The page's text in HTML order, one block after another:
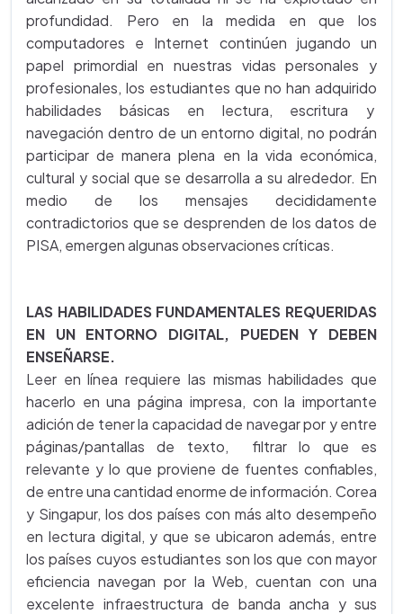
profundidad. Pero en la medida en que los
computadores e Internet continúen jugando un
papel primordial en nuestras vidas personales y
profesionales, los estudiantes que no han adquirido
habilidades básicas en lectura, escritura y
navegación dentro de un entorno digital, no podrán
participar de manera plena en la vida económica,
cultural y social que se desarrolla a su alrededor. En
medio de los mensajes decididamente
contradictorios que se desprenden de los datos de
PISA, emergen algunas observaciones críticas.
LAS HABILIDADES FUNDAMENTALES REQUERIDAS
EN UN ENTORNO DIGITAL, PUEDEN Y DEBEN
ENSEÑARSE.
Leer en línea requiere las mismas habilidades que
hacerlo en una página impresa, con la importante
adición de tener la capacidad de navegar por y entre
páginas/pantallas de texto, filtrar lo que es
relevante y lo que proviene de fuentes confiables,
de entre una cantidad enorme de información. Corea
y Singapur, los dos países con más alto desempeño
en lectura digital, y que se ubicaron además, entre
los países cuyos estudiantes son los que con mayor
eficiencia navegan por la Web, cuentan con una
excelente infraestructura de banda ancha y sus